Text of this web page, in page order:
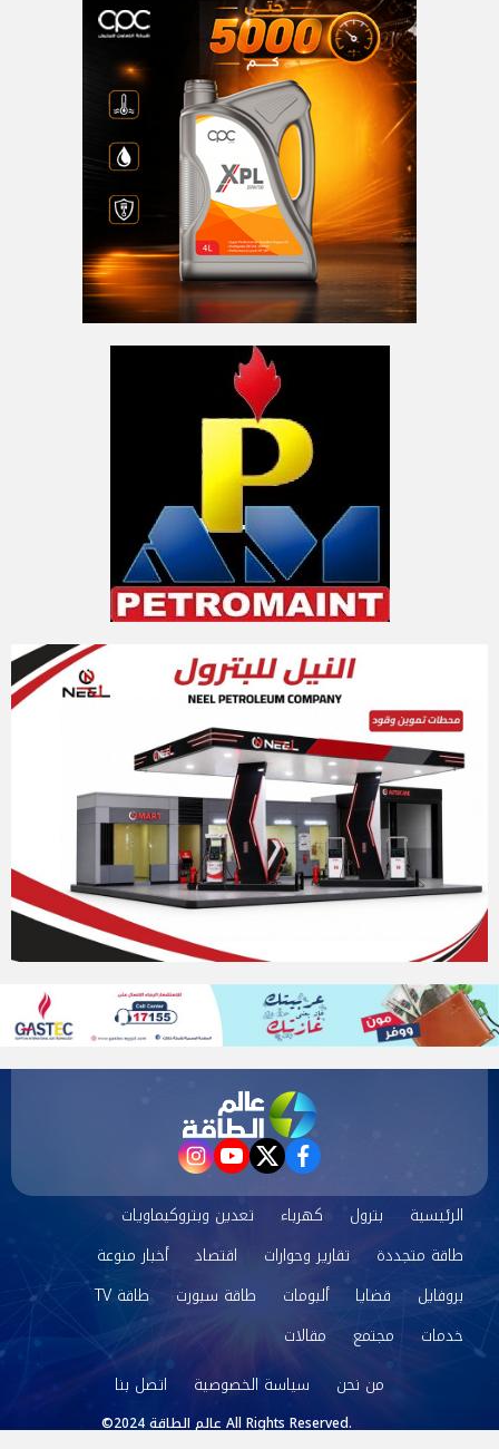
facebook
twitter
youtube
instagram
الرئيسية بترول كهرباء
تعدين وبتروكيماويات
طاقة متجددة
تقارير وحوارات اقتصاد
أخبار منوعة
بروفايل
قضايا ألبومات طاقة سبورت
طاقة TV
خدمات
مجتمع
مقالات
من نحن
سياسة الخصوصية اتصل بنا
©2024 عالم الطاقة All Rights Reserved.